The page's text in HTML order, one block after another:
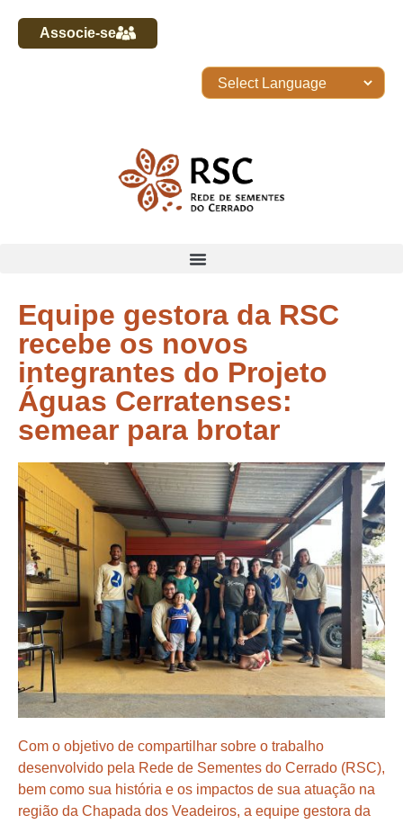
Associe-se
Equipe gestora da RSC
recebe os novos
integrantes do Projeto
Águas Cerratenses:
semear para brotar
Com o objetivo de compartilhar sobre o trabalho
desenvolvido pela Rede de Sementes do Cerrado (RSC),
bem como sua história e os impactos de sua atuação na
região da Chapada dos Veadeiros, a equipe gestora da